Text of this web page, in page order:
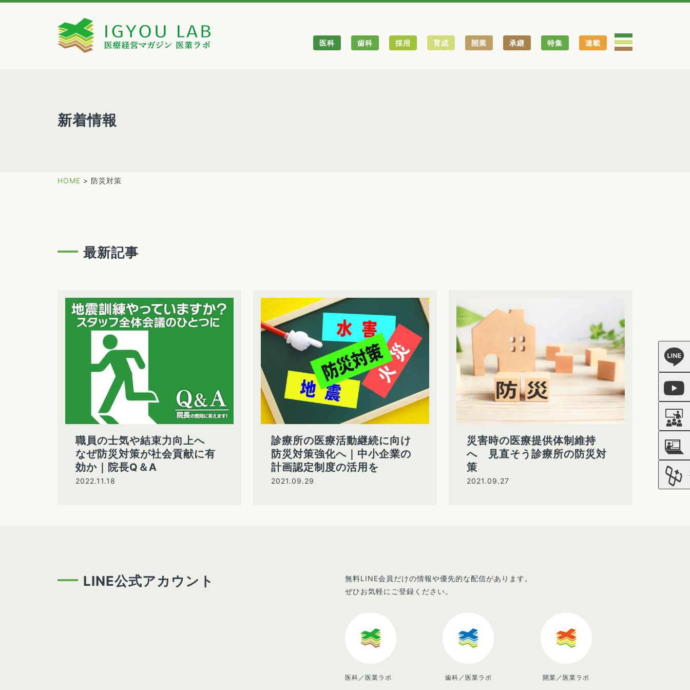
医科 歯科 採用 育成 開業 承継 特集 連載
新着情報
HOME > 防災対策
最新記事
職員の士気や結束力向上へ
なぜ防災対策が社会貢献に有
効か｜院長Q＆A
2022.11.18
診療所の医療活動継続に向け
防災対策強化へ｜中小企業の
計画認定制度の活用を
2021.09.29
災害時の医療提供体制維持
へ 見直そう診療所の防災対
策
2021.09.27
LINE公式アカウント
無料LINE会員だけの情報や優先的な配信があります。
ぜひお気軽にご登録ください。
医科／医業ラボ 歯科／医業ラボ 開業／医業ラボ